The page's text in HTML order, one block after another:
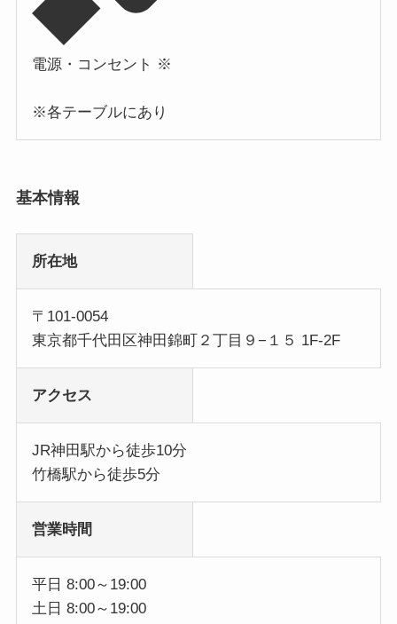
電源・コンセント ※
※各テーブルにあり
基本情報
所在地
〒101-0054
東京都千代田区神田錦町２丁目９−１５ 1F-2F
アクセス
JR神田駅から徒歩10分
竹橋駅から徒歩5分
営業時間
平日 8:00～19:00
土日 8:00～19:00